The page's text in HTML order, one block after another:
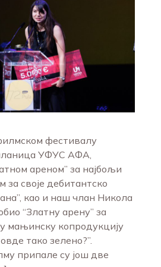
фестивалу
УФУС АФА,
ареном” за најбољи
своје дебитантско
као и наш члан Никола
“Златну арену” за
мањинску копродукцију
тако зелено?”.
припале су још две